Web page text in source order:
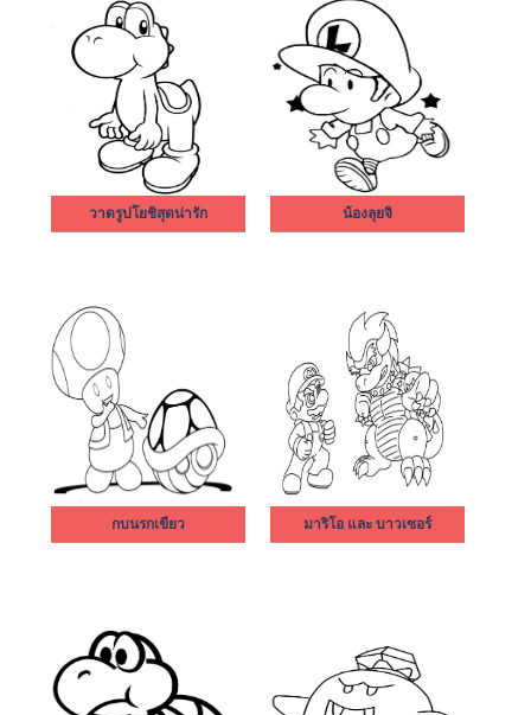
วาดรูปโยชิสุดน่ารัก น้องลุยจิ
กบนรกเขียว มาริโอ และ บาวเซอร์